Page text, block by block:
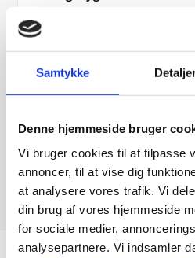
Samtykke
Denne hjemmeside bruger
Vi bruger cookies til at tilpasse
annoncer, til at vise dig
at analysere vores trafik. Vi
din brug af vores hjemmeside
for sociale medier,
analysepartnere. Vi indsamler
tager imod alle og sørger for
Jeg var igang med udannelse
kørekort men mærket intet
Tobias